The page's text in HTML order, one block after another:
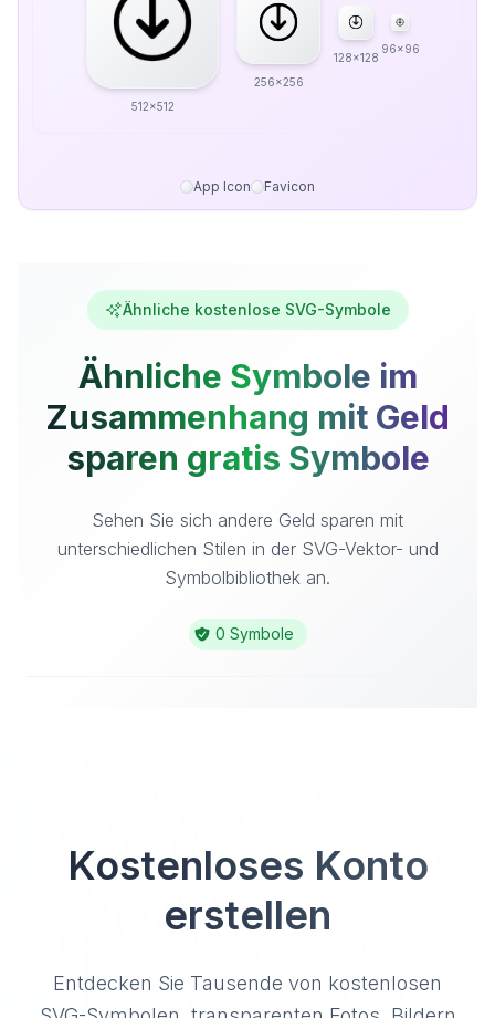
512x512
256x256
128x128
96x96
App Icon Favicon
Ähnliche kostenlose SVG-Symbole
Ähnliche Symbole im
Zusammenhang mit Geld
sparen gratis Symbole
Sehen Sie sich andere Geld sparen mit
unterschiedlichen Stilen in der SVG-Vektor- und
Symbolbibliothek an.
0 Symbole
Kostenloses Konto
erstellen
Entdecken Sie Tausende von kostenlosen